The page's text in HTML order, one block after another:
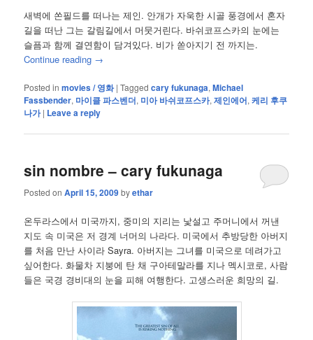
새벽에 쏜필드를 떠나는 제인. 안개가 자욱한 시골 풍경에서 혼자
길을 떠난 그는 갈림길에서 머뭇거린다. 바쉬코프스카의 눈에는
슬픔과 함께 결연함이 담겨있다. 비가 쏟아지기 전 까지는.
Continue reading →
Posted in movies / 영화 |Tagged cary fukunaga,Michael
Fassbender, 마이클 파스벤더, 미아 바쉬코프스카,제인에어,케리 후쿠
나가 | Leave a reply
sin nombre – cary fukunaga
Posted onApril 15, 2009byethar
온두라스에서 미국까지, 중미의 지리는 낯설고 주머니에서 꺼낸
지도 속 미국은 저 경계 너머의 나라다. 미국에서 추방당한 아버지
를 처음 만난 사이라 Sayra. 아버지는 그녀를 미국으로 데려가고
싶어한다. 화물차 지붕에 탄 채 구아테말라를 지나 멕시코로, 사람
들은 국경 경비대의 눈을 피해 여행한다. 고생스러운 희망의 길.